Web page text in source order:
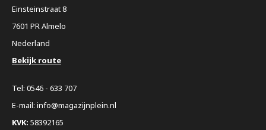
Einsteinstraat 8
7601 PR Almelo
Nederland
Bekijk route
Tel: 0546 - 633 707
E-mail: info@magazijnplein.nl
KVK: 58392165